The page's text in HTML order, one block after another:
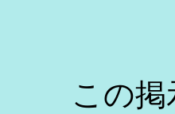
この掲